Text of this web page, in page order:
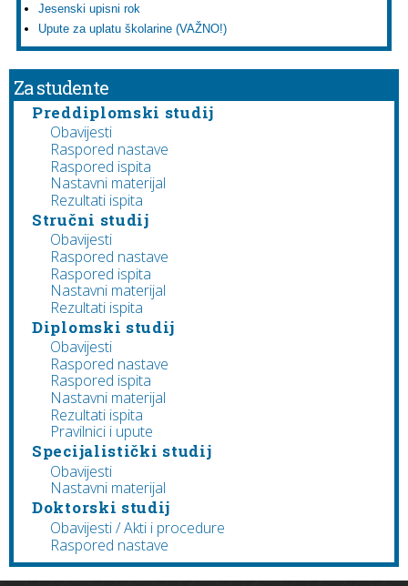
Jesenski upisni rok
Upute za uplatu školarine (VAŽNO!)
Za studente
Preddiplomski studij
Obavijesti
Raspored nastave
Raspored ispita
Nastavni materijal
Rezultati ispita
Stručni studij
Obavijesti
Raspored nastave
Raspored ispita
Nastavni materijal
Rezultati ispita
Diplomski studij
Obavijesti
Raspored nastave
Raspored ispita
Nastavni materijal
Rezultati ispita
Pravilnici i upute
Specijalistički studij
Obavijesti
Nastavni materijal
Doktorski studij
Obavijesti / Akti i procedure
Raspored nastave